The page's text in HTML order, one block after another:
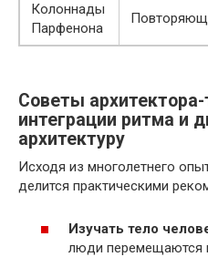
Колоннады
Парфенона
Советы
интеграции ритма и
архитектуру
Исходя из многолетнего
делится практическими
Изучать тело
люди перемещаются